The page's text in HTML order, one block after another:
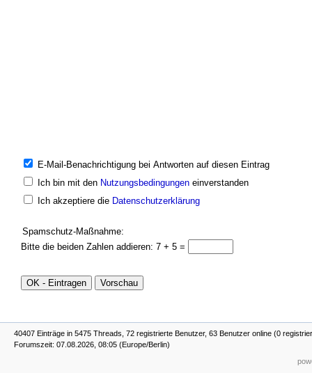
E-Mail-Benachrichtigung bei Antworten auf diesen Eintrag
Ich bin mit den Nutzungsbedingungeneinverstanden
Ich akzeptiere die Datenschutzerklärung
Spamschutz-Maßnahme:
Bitte die beiden Zahlen addieren: 7 + 5 =
40407 Einträge in 5475 Threads, 72 registrierte Benutzer, 63 Benutzer online (0
Forumszeit: 07.08.2026, 08:05 (Europe/Berlin)